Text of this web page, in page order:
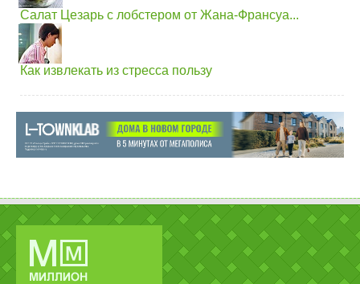
Салат Цезарь с лобстером от Жана-Франсуа...
Как извлекать из стресса пользу